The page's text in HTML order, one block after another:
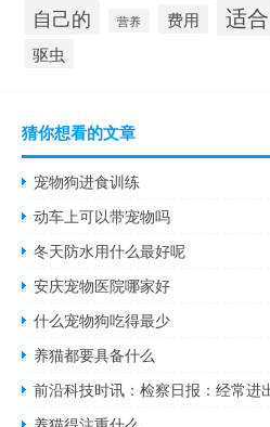
自己的 营养 费用 适合
驱虫
猜你想看的文章
宠物狗进食训练
动车上可以带宠物吗
冬天防水用什么最好呢
安庆宠物医院哪家好
什么宠物狗吃得最少
养猫都要具备什么